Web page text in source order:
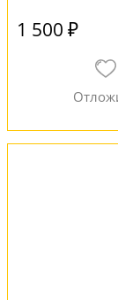
1 500 ₽